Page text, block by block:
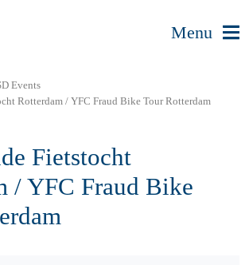
Menu
Events
Rotterdam / YFC Fraud Bike Tour Rotterdam
Fietstocht
/ YFC Fraud Bike